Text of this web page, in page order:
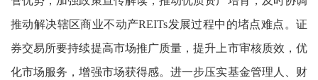
推动解决辖区商业不动产REITs发展过程中的堵点难点。证
券交易所要持续提高市场推广质量，提升上市审核质效，优
化市场服务，增强市场获得感。进一步压实基金管理人、财